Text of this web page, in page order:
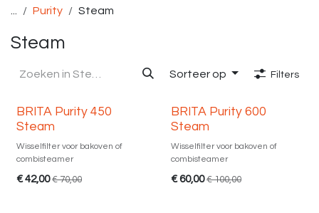
Purity Steam
Steam
Sorteer op Filters
Uitverkoop
BRITA Purity 450
Steam
Wisselfilter voor bakoven of
combisteamer
€42,00 €70,00
Uitverkoop
BRITA Purity 600
Steam
Wisselfilter voor bakoven of
combisteamer
€60,00 €100,00